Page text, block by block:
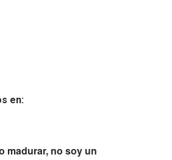
en:
madurar, no soy un